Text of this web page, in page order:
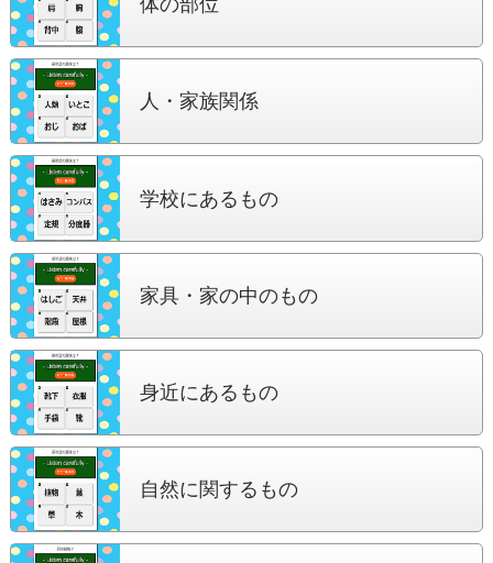
体の部位
人・家族関係
学校にある もの
家具・家の中のもの
身近にある もの
自然に関する もの